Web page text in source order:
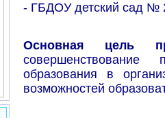
- ГБДОУ детский сад №
Основная цель
совершенствование
образования в
возможностей